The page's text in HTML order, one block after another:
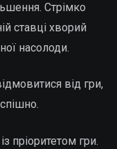
Стрімко
ставці хворий
насолоди.
від гри,
пріоритетом гри.